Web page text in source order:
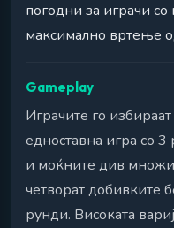
погодни за играчи
максимално вртење
Gameplay
Играчите го
едноставна игра со
и моќните див
четворат добивките
рунди. Високата